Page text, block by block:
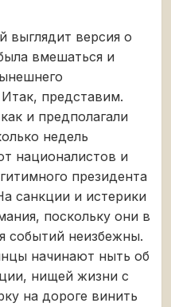
выглядит версия о
вмешаться и
представим.
и предполагали
недель
националистов и
президента
санкции и истерики
поскольку они в
событий неизбежны.
начинают ныть об
нищей жизни с
на дороге винить